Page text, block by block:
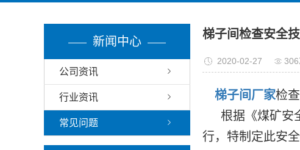
新闻中心
公司资讯
行业资讯
常见问题
梯子间检查安全
2020-02-27 306
梯子间厂家检
根据《煤矿安
行，特制定此安